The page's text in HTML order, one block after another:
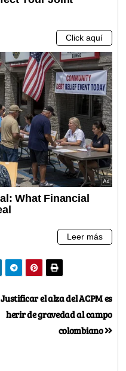
Justificar el alza del ACPM es
herir de gravedad al campo
colombiano